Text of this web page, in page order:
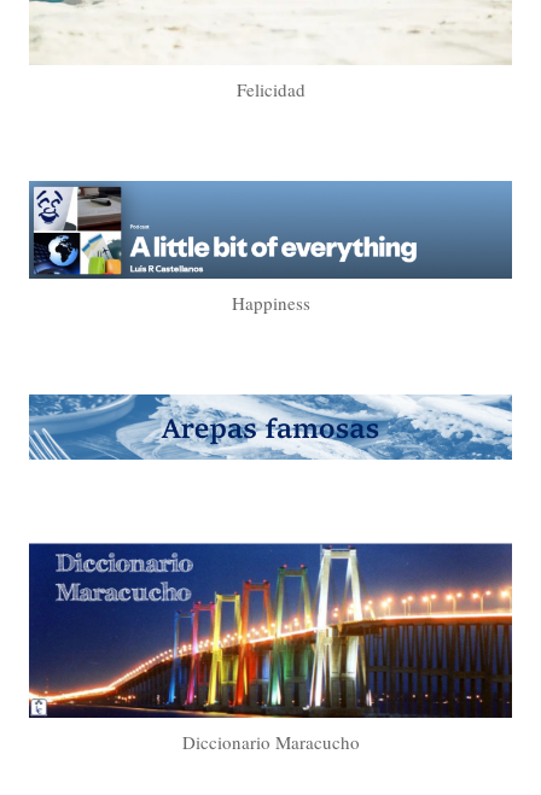
Felicidad
Happiness
Diccionario Maracucho